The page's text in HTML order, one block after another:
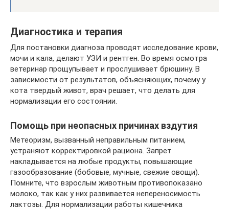
Диагностика и терапия
Для постановки диагноза проводят исследование крови,
мочи и кала, делают УЗИ и рентген. Во время осмотра
ветеринар прощупывает и прослушивает брюшину. В
зависимости от результатов, объясняющих, почему у
кота твердый живот, врач решает, что делать для
нормализации его состоянии.
Помощь при неопасных причинах вздутия
Метеоризм, вызванный неправильным питанием,
устраняют корректировкой рациона. Запрет
накладывается на любые продукты, повышающие
газообразование (бобовые, мучные, свежие овощи).
Помните, что взрослым животным противопоказано
молоко, так как у них развивается непереносимость
лактозы. Для нормализации работы кишечника